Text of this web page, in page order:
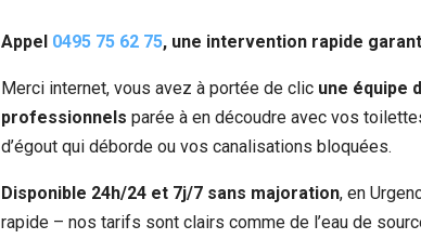
Appel 0495 75 62 75, une intervention rapide
Merci internet, vous avez à portée de clic une équipe
professionnels parée à en découdre avec vos
d’égout qui déborde ou vos canalisations bloquées.
Disponible 24h/24 et 7j/7 sans majoration, en
rapide – nos tarifs sont clairs comme de l’eau de